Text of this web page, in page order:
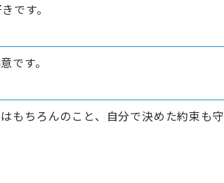
です。
です。
もちろんのこと、自分で決めた約束も